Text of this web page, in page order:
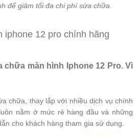
để giảm tối đa chi phí sửa chữa.
chữa màn hình Iphone 12 Pro. Vì
chữa, thay lắp với nhiều dịch vụ chính
nằm ở mức rẻ hàng đầu và những
cho khách hàng tham gia sử dụng.